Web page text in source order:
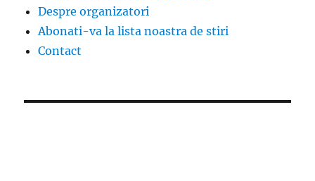
Despre organizatori
Abonati-va la lista noastra de stiri
Contact